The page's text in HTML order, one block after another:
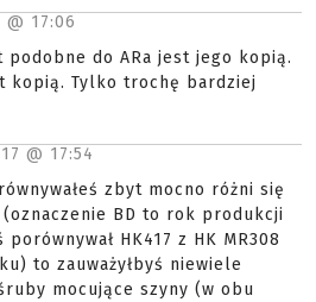
@ 17:06
podobne do ARa jest jego kopią.
kopią. Tylko trochę bardziej
@ 17:54
zbyt mocno różni się
(oznaczenie BD to rok produkcji
HK417 z HK MR308
to zauważyłbyś niewiele
mocujące szyny (w obu